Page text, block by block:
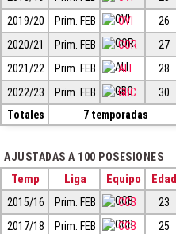
2019/20
Prim. FEB OVI 26
2020/21
Prim. FEB COR 27
2021/22
Prim. FEB ALI 28
2022/23
Prim. FEB GBC 30
Totales
7 temporadas
AJUSTADAS A 100 POSESIONES
Temp Liga Equipo Edad
2015/16 Prim. FEB CCB 23
2017/18
Prim. FEB CCB 25